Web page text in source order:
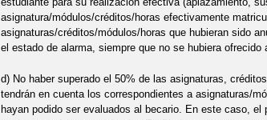
asignatura/módulos/créditos/horas efectivamente
asignaturas/créditos/módulos/horas que hubieran sido
el estado de alarma, siempre que no se hubiera
d) No haber superado el 50% de las asignaturas,
tendrán en cuenta los correspondientes a asignaturas/
hayan podido ser evaluados al becario. En este caso,